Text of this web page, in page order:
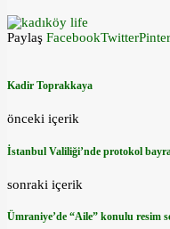
Paylaş FacebookTwitter
Kadir Toprakkaya
önceki içerik
İstanbul Valiliği’nde protokol
sonraki içerik
Ümraniye’de “Aile” konulu resim